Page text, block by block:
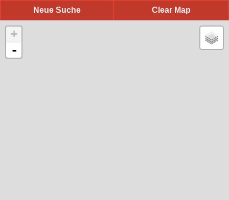
Clear Map
Neue Suche
+
-